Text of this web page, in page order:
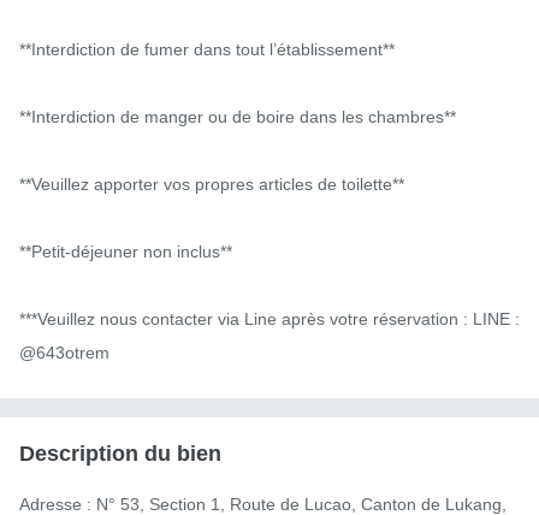
**Interdiction de fumer dans tout l’établissement**
**Interdiction de manger ou de boire dans les chambres**
**Veuillez apporter vos propres articles de toilette**
**Petit-déjeuner non inclus**
***Veuillez nous contacter via Line après votre réservation : LINE :
@643otrem
Description du bien
Adresse : N° 53, Section 1, Route de Lucao, Canton de Lukang,